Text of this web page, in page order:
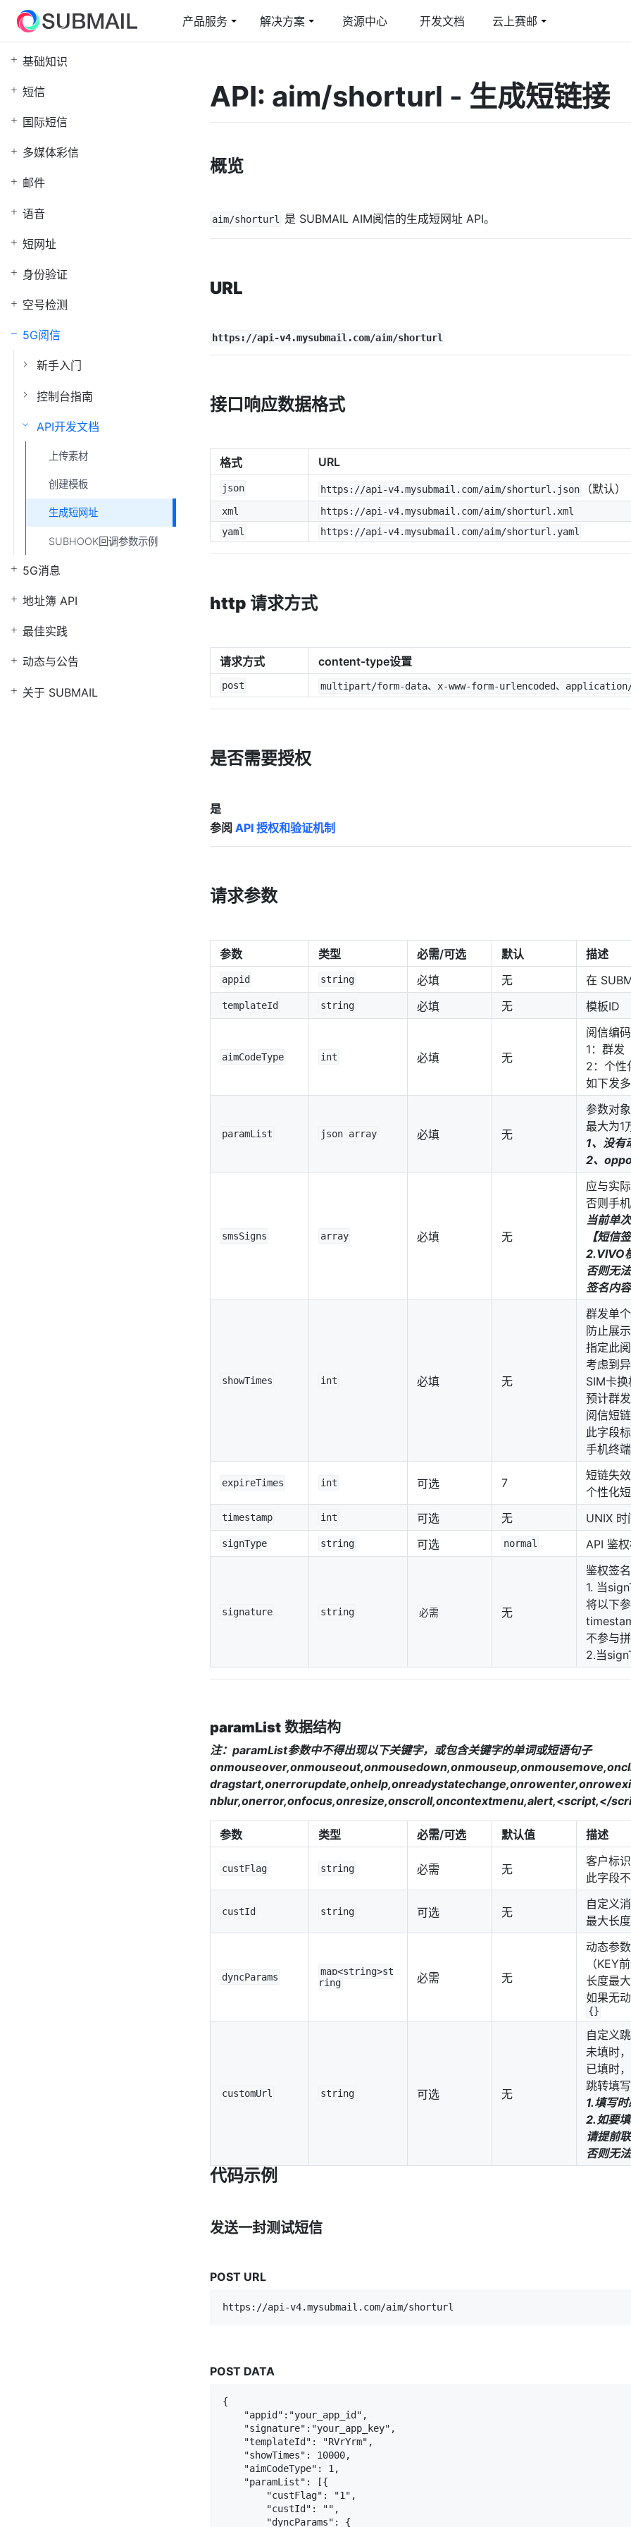
产品服务 解决方案 资源中心 开发文档 云上赛邮
在线邮件发送平台
多媒体彩信
图文彩信/视频彩信
综合教育管理平台
游戏行业解决方案
激活提升玩家活跃度
基础知识
短信
国际短信
多媒体彩信
邮件
语音
短网址
身份验证
空号检测
5G阅信
新手入门
控制台指南
API开发文档
上传素材
创建模板
生成短网址
SUBHOOK回调参数示例
5G消息
地址簿 API
最佳实践
动态与公告
关于 SUBMAIL
API: aim/shorturl - 生成短链接
概览
aim/shorturl 是 SUBMAIL AIM阅信的生成短网址 API。
URL
https://api-v4.mysubmail.com/aim/shorturl
接口响应数据格式
格式 URL
json https://api-v4.mysubmail.com/aim/shorturl.json （默认）
xml
https://api-v4.mysubmail.com/aim/shorturl.xml
yaml
https://api-v4.mysubmail.com/aim/shorturl.yaml
http 请求方式
请求方式 content-type设置
post multipart/form-data、x-www-form-urlencoded、
是否需要授权
是
参阅 API 授权和验证机制
请求参数
参数 类型 必需/可选 默认 描述
appid string 必填 无 在
templateId string 必填 无 模板ID
aimCodeType int 必填 无
阅信编
1：群发
2：个性
如下发
paramList json array 必填 无
参数对
最大为1
1、没有
2、
smsSigns array 必填 无
应与实
否则手
当前单
【短信
2.VIVO
否则无
签名内
showTimes int 必填 无
群发单
防止展
指定此
考虑到
SIM卡
预计群
阅信短
此字段
手机终
expireTimes int 可选 7
短链失
个性化
timestamp int 可选 无 UNIX
signType string 可选 normal API 鉴
signature string 必需 无
鉴权签
1. 当
将以下
不参与
2.当
paramList 数据结构
注：paramList参数中不得出现以下关键字，或包含关键字的单词或短语句子
nblur,onerror,onfocus,onresize,onscroll,oncontextmenu,alert,<script,</
参数 类型 必需/可选 默认值 描述
custFlag string 必需 无
客户标
此字段
custId string 可选 无
自定义
最大长
dyncParams
map<string>st
ring
必需 无
动态参
（KEY
长度最
如果无
{}
customUrl string 可选 无
自定义
未填时
已填时
跳转填
1.填写
2.如要填
请提前
否则无
代码示例
发送一封测试短信
POST URL
https://api-v4.mysubmail.com/aim/shorturl
POST DATA
{
    "appid":"your_app_id",
    "signature":"your_app_key",
    "templateId": "RVrYrm",
    "showTimes": 10000,
    "aimCodeType": 1,
    "paramList": [{
        "custFlag": "1",
        "custId": "",
        "dyncParams": {